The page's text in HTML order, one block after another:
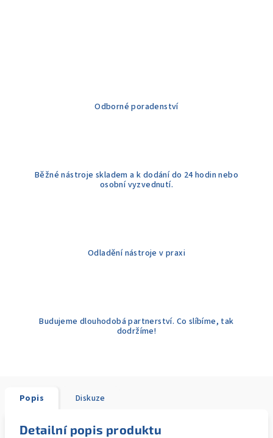
Odborné poradenství
Běžné nástroje skladem a k dodání do 24 hodin nebo
osobní vyzvednutí.
Odladění nástroje v praxi
Budujeme dlouhodobá partnerství. Co slíbíme, tak
dodržíme!
Popis Diskuze
Detailní popis produktu